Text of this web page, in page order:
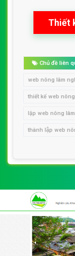
Thiết
Chủ đề liên
web nông lâm
thiết kế web
lập web nông
thành lập web